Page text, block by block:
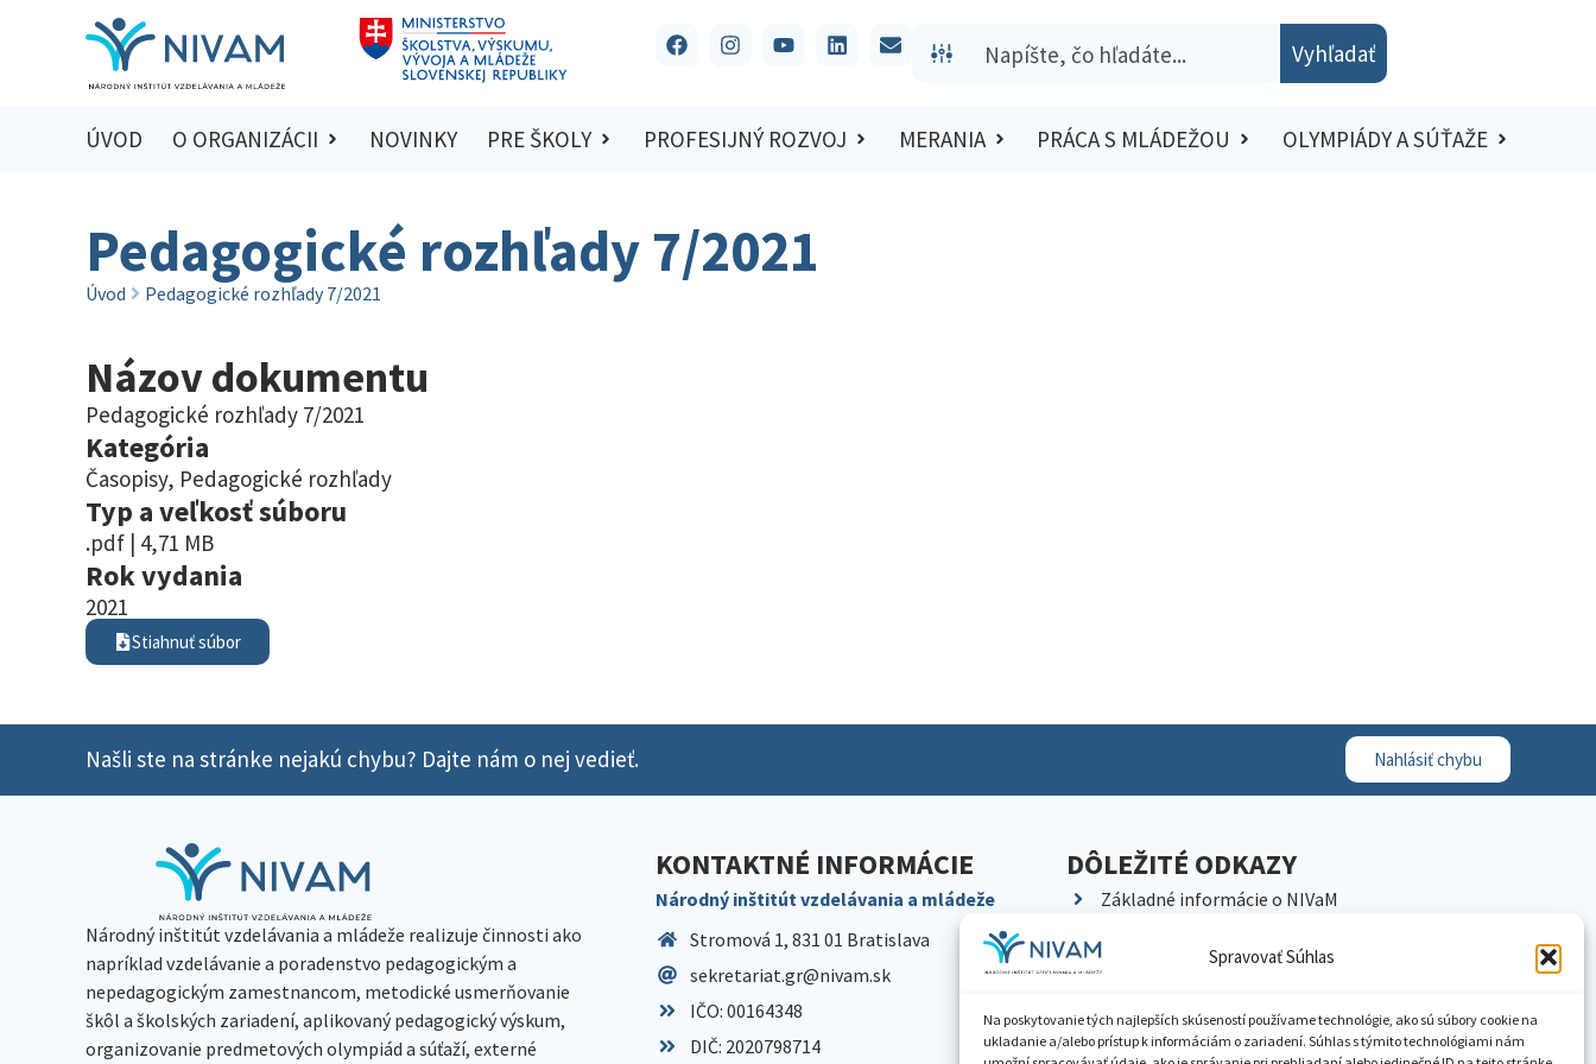
Spravovať Súhlas
Na poskytovanie tých najlepších skúseností používame technológie, ako sú súbory cookie na
ukladanie a/alebo prístup k informáciám o zariadení. Súhlas s týmito technológiami nám
Vyhľadať
ÚVOD O ORGANIZÁCII NOVINKY PRE ŠKOLY PROFESIJNÝ ROZVOJ MERANIA PRÁCA S MLÁDEŽOU OLYMPIÁDY A SÚŤAŽE
Pedagogické rozhľady 7/2021
Úvod Pedagogické rozhľady 7/2021
Názov dokumentu
Pedagogické rozhľady 7/2021
Kategória
Časopisy, Pedagogické rozhľady
Typ a veľkosť súboru
.pdf | 4,71 MB
Rok vydania
2021
Stiahnuť súbor
Našli ste na stránke nejakú chybu? Dajte nám o nej vedieť. Nahlásiť chybu
Národný inštitút vzdelávania a mládeže realizuje činnosti ako
napríklad vzdelávanie a poradenstvo pedagogickým a
nepedagogickým zamestnancom, metodické usmerňovanie
škôl a školských zariadení, aplikovaný pedagogický výskum,
organizovanie predmetových olympiád a súťaží, externé
KONTAKTNÉ INFORMÁCIE
Národný inštitút vzdelávania a mládeže
Stromová 1, 831 01 Bratislava
sekretariat.gr@nivam.sk
IČO: 00164348
DIČ: 2020798714
DÔLEŽITÉ ODKAZY
Základné informácie o NIVaM
Kariéra
Pracoviská NIVaM